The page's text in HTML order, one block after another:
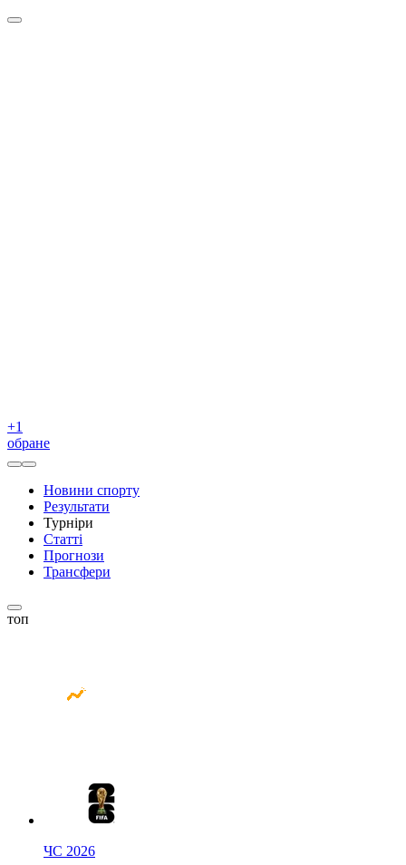
+1
обране
Новини спорту
Результати
Турніри
Статті
Прогнози
Трансфери
топ
ЧС 2026